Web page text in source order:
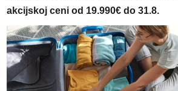
akcijskoj ceni od 19.990€ do 31.8.